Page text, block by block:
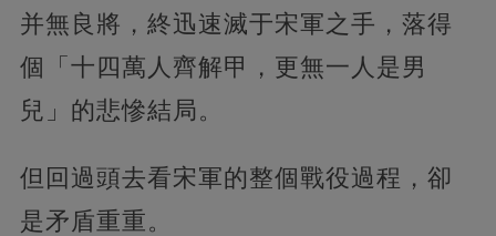
并無良將，終迅速滅于宋軍之手，落得
個「十四萬人齊解甲，更無一人是男
兒」的悲慘結局。
但回過頭去看宋軍的整個戰役過程，卻
是矛盾重重。